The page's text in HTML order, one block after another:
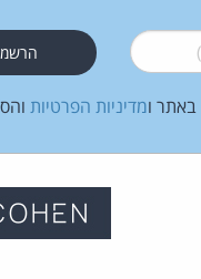
באתר ומדיניות הפרטיות